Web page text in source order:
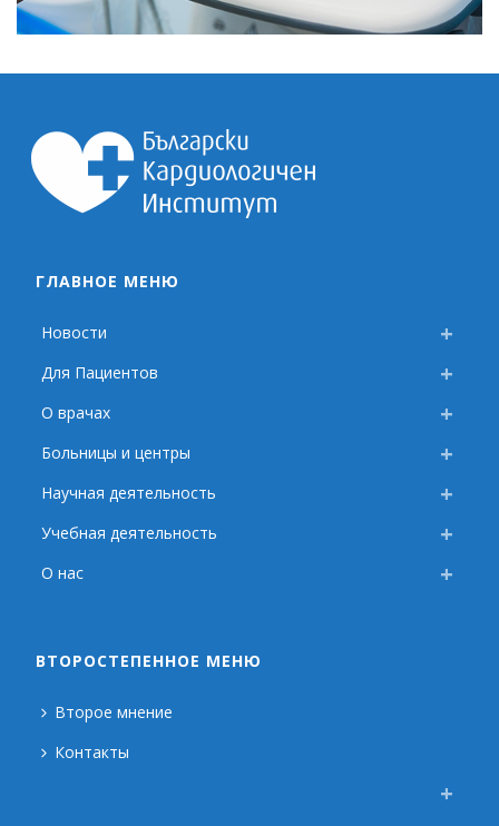
ГЛАВНОЕ МЕНЮ
Новости
Для Пациентов
О врачах
Больницы и центры
Научная деятельность
Учебная деятельность
О нас
ВТОРОСТЕПЕННОЕ МЕНЮ
Второе мнение
Контакты